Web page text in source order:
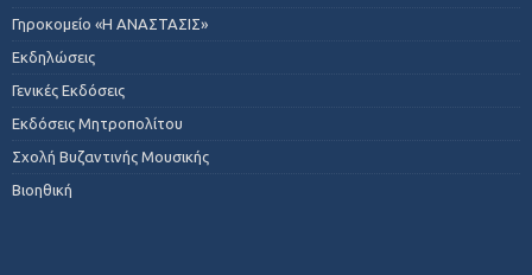
Γηροκομείο «Η ΑΝΑΣΤΑΣΙΣ»
Εκδηλώσεις
Γενικές Εκδόσεις
Εκδόσεις Μητροπολίτου
Σχολή Βυζαντινής Μουσικής
Βιοηθική